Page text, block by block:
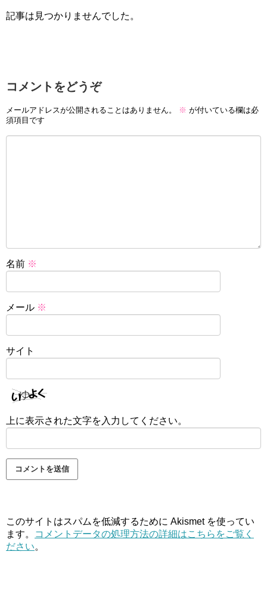
記事は見つかりませんでした。
コメントをどうぞ
メールアドレスが公開されることはありません。 ※ が付いている欄は必
須項目です
名前 ※
メール ※
サイト
上に表示された文字を入力してください。
このサイトはスパムを低減するために Akismet を使ってい
ます。
コメントデータの処理方法の詳細はこちらをご覧く
ださい。